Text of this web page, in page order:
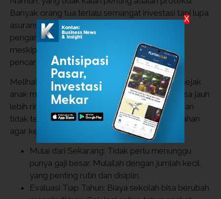
Banyak orang tua terlalu semangat investasi tapi lupa
asuransi jiwa. Padahal, asuransi adalah jaring
pengaman agar pendidikan anak tetap berjalan
meskipun terjadi risiko pada orang tua sebagai
pencari nafkah.
Melihat data historis, orang tua yang memulai sejak
anak masih di dalam kandungan biasanya merasa jauh
lebih ringan karena beban bulanan yang disisihkan
tidak terlalu besar. Berikut beberapa tips tambahan
agar keuangan Anda tetap sehat:
Mulai dari Sekarang: Tidak perlu menunggu
punya gaji besar. Mulailah dengan jumlah kecil,
yang penting rutin dan disiplin.
Evaluasi Tiap Tahun: Biaya sekolah bisa berubah
X